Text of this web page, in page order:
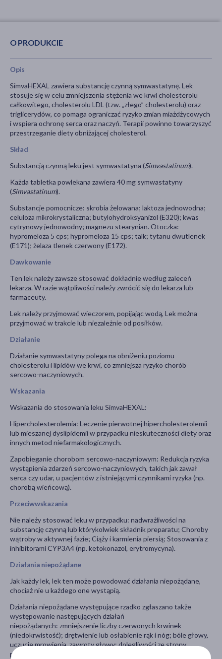
O PRODUKCIE
Opis
SimvaHEXAL zawiera substancję czynną symwastatynę. Lek
stosuje się w celu zmniejszenia stężenia we krwi cholesterolu
całkowitego, cholesterolu LDL (tzw. „złego” cholesterolu) oraz
triglicerydów, co pomaga ograniczać ryzyko zmian miażdżycowych
i wspiera ochronę serca oraz naczyń. Terapii powinno towarzyszyć
przestrzeganie diety obniżającej cholesterol.
Skład
Substancją czynną leku jest symwastatyna (Simvastatinum).
Każda tabletka powlekana zawiera 40 mg symwastatyny
(Simvastatinum).
Substancje pomocnicze: skrobia żelowana; laktoza jednowodna;
celuloza mikrokrystaliczna; butylohydroksyanizol (E320); kwas
cytrynowy jednowodny; magnezu stearynian. Otoczka:
hypromeloza 5 cps; hypromeloza 15 cps; talk; tytanu dwutlenek
(E171); żelaza tlenek czerwony (E172).
Dawkowanie
Ten lek należy zawsze stosować dokładnie według zaleceń
lekarza. W razie wątpliwości należy zwrócić się do lekarza lub
farmaceuty.
Lek należy przyjmować wieczorem, popijając wodą, Lek można
przyjmować w trakcie lub niezależnie od posiłków.
Działanie
Działanie symwastatyny polega na obniżeniu poziomu
cholesterolu i lipidów we krwi, co zmniejsza ryzyko chorób
sercowo-naczyniowych.
Wskazania
Wskazania do stosowania leku SimvaHEXAL:
Hipercholesterolemia: Leczenie pierwotnej hipercholesterolemii
lub mieszanej dyslipidemii w przypadku nieskuteczności diety oraz
innych metod niefarmakologicznych.
Zapobieganie chorobom sercowo-naczyniowym: Redukcja ryzyka
wystąpienia zdarzeń sercowo-naczyniowych, takich jak zawał
serca czy udar, u pacjentów z istniejącymi czynnikami ryzyka (np.
chorobą wieńcową).
Przeciwwskazania
Nie należy stosować leku w przypadku: nadwrażliwości na
substancję czynną lub którykolwiek składnik preparatu; Choroby
wątroby w aktywnej fazie; Ciąży i karmienia piersią; Stosowania z
inhibitorami CYP3A4 (np. ketokonazol, erytromycyna).
Działania niepożądane
Jak każdy lek, lek ten może powodować działania niepożądane,
chociaż nie u każdego one wystąpią.
Działania niepożądane występujące rzadko zgłaszano także
występowanie następujących działań
niepożądanych: zmniejszenie liczby czerwonych krwinek
(niedokrwistość); drętwienie lub osłabienie rąk i nóg; bóle głowy,
uczucie mrowienia, zawroty głowy; dolegliwości ze strony
przewodu pokarmowego (bóle brzucha, zaparcia, wzdęcia,